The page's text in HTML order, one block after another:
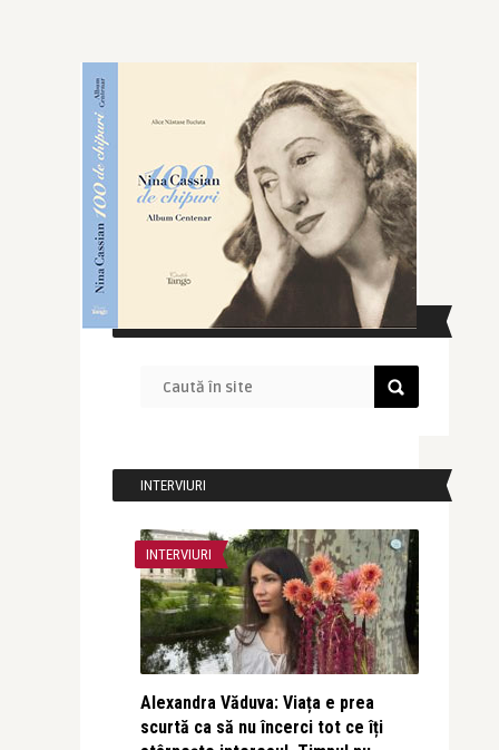
CAUTĂ ÎN SITE
INTERVIURI
INTERVIURI
Alexandra Văduva: Viața e prea
scurtă ca să nu încerci tot ce îți